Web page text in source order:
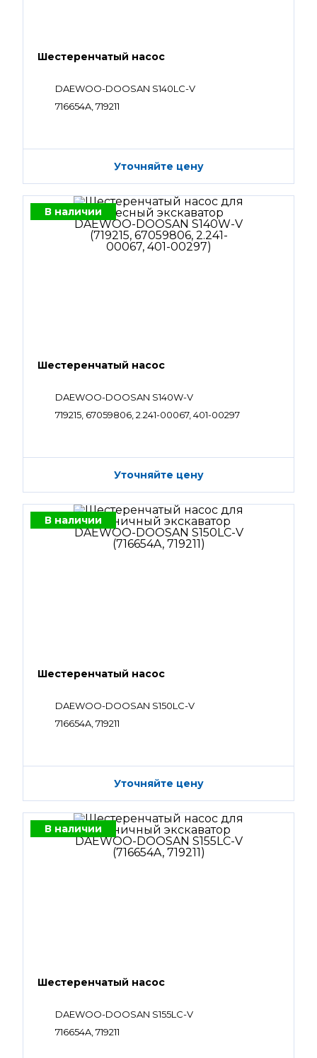
Шестеренчатый насос
DAEWOO-DOOSAN S140LC-V
716654A, 719211
Уточняйте цену
В наличии
Шестеренчатый насос
DAEWOO-DOOSAN S140W-V
719215, 67059806, 2.241-00067, 401-00297
Уточняйте цену
В наличии
Шестеренчатый насос
DAEWOO-DOOSAN S150LC-V
716654A, 719211
Уточняйте цену
В наличии
Шестеренчатый насос
DAEWOO-DOOSAN S155LC-V
716654A, 719211